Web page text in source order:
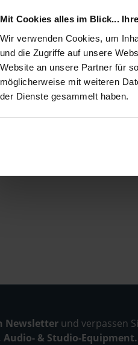
Mit Cookies alles im Blick...
Wir verwenden Cookies, um
und die Zugriffe auf unsere
Website an unsere Partner für
möglicherweise mit weiteren
der Dienste gesammelt haben.
Triple
-10%
Newsletter und verpassen
Audio- & Studio-Equipment.